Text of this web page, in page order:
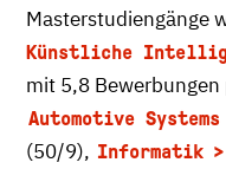
Masterstudiengänge
Künstliche
mit 5,8
Automotive
(50/9), Informatik